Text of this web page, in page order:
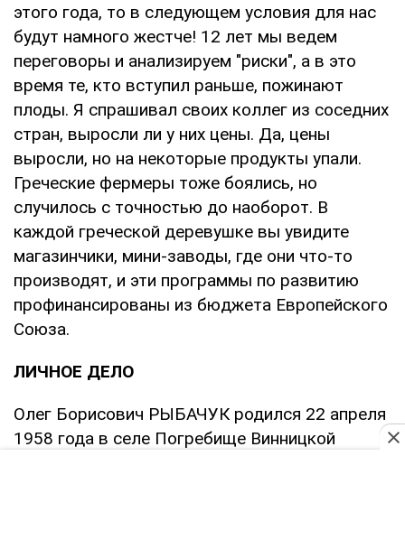
этого года, то в следующем условия для нас
будут намного жестче! 12 лет мы ведем
переговоры и анализируем "риски", а в это
время те, кто вступил раньше, пожинают
плоды. Я спрашивал своих коллег из соседних
стран, выросли ли у них цены. Да, цены
выросли, но на некоторые продукты упали.
Греческие фермеры тоже боялись, но
случилось с точностью до наоборот. В
каждой греческой деревушке вы увидите
магазинчики, мини-заводы, где они что-то
производят, и эти программы по развитию
профинансированы из бюджета Европейского
Cоюза.
ЛИЧНОЕ ДЕЛО
Олег Борисович РЫБАЧУК родился 22 апреля
1958 года в селе Погребище Винницкой